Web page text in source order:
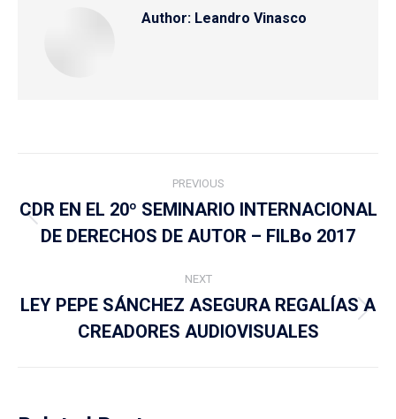
Author: Leandro Vinasco
navigation
PREVIOUS
post:
CDR EN EL 20º SEMINARIO INTERNACIONAL
DE DERECHOS DE AUTOR – FILBo 2017
NEXT
post:
LEY PEPE SÁNCHEZ ASEGURA REGALÍAS A
CREADORES AUDIOVISUALES